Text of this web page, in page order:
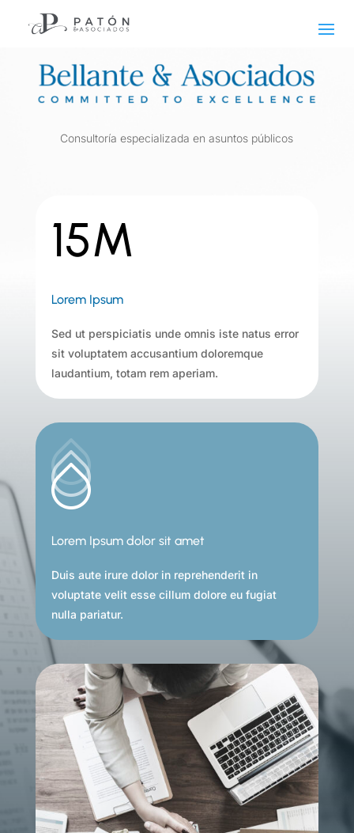
Consultoría especializada en asuntos públicos
15M
Lorem Ipsum
Sed ut perspiciatis unde omnis iste natus error
sit voluptatem accusantium doloremque
laudantium, totam rem aperiam.
Lorem Ipsum dolor sit amet
Duis aute irure dolor in reprehenderit in
voluptate velit esse cillum dolore eu fugiat
nulla pariatur.